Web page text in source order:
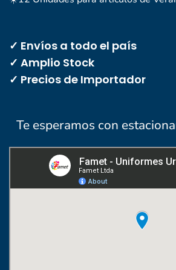
✓ Envíos a todo el país
✓ Amplio Stock
✓ Precios de Importador
Te esperamos con